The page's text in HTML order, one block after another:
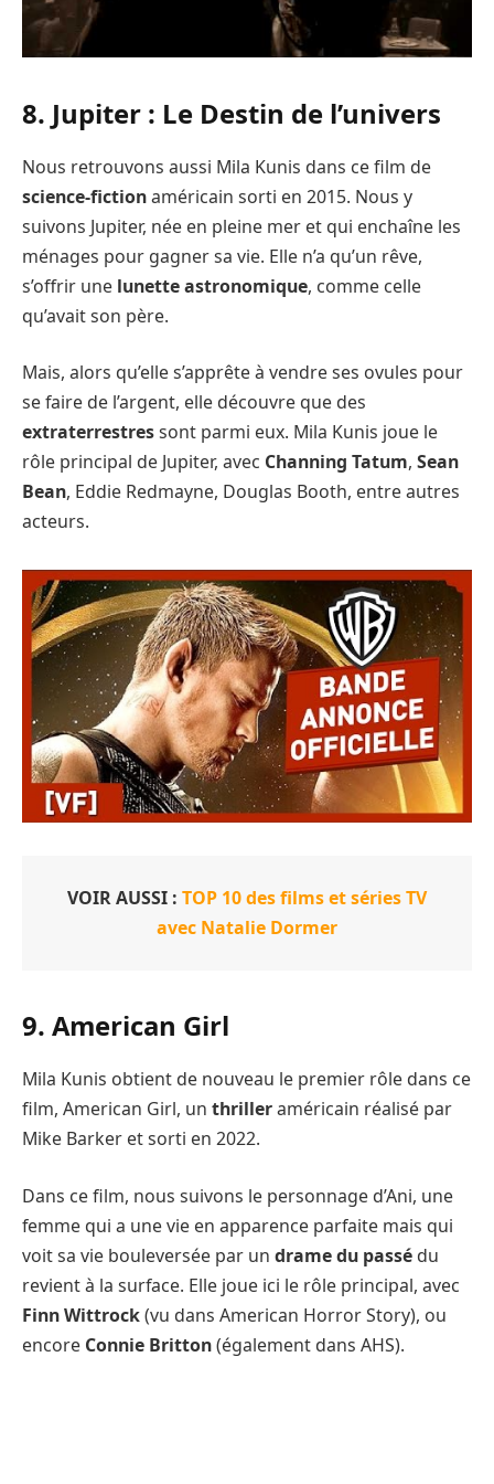
8. Jupiter : Le Destin de l’univers
Nous retrouvons aussi Mila Kunis dans ce film de
science-fictionaméricain sorti en 2015. Nous y
suivons Jupiter, née en pleine mer et qui enchaîne les
ménages pour gagner sa vie. Elle n’a qu’un rêve,
s’offrir une lunette astronomique, comme celle
qu’avait son père.
Mais, alors qu’elle s’apprête à vendre ses ovules pour
se faire de l’argent, elle découvre que des
extraterrestressont parmi eux. Mila Kunis joue le
rôle principal de Jupiter, avec Channing Tatum, Sean
Bean, Eddie Redmayne, Douglas Booth, entre autres
acteurs.
VOIR AUSSI : TOP 10 des films et séries TV
avec Natalie Dormer
9. American Girl
Mila Kunis obtient de nouveau le premier rôle dans ce
film, American Girl, un thrilleraméricain réalisé par
Mike Barker et sorti en 2022.
Dans ce film, nous suivons le personnage d’Ani, une
femme qui a une vie en apparence parfaite mais qui
voit sa vie bouleversée par un drame du passé du
revient à la surface. Elle joue ici le rôle principal, avec
Finn Wittrock(vu dans American Horror Story), ou
encore Connie Britton(également dans AHS).